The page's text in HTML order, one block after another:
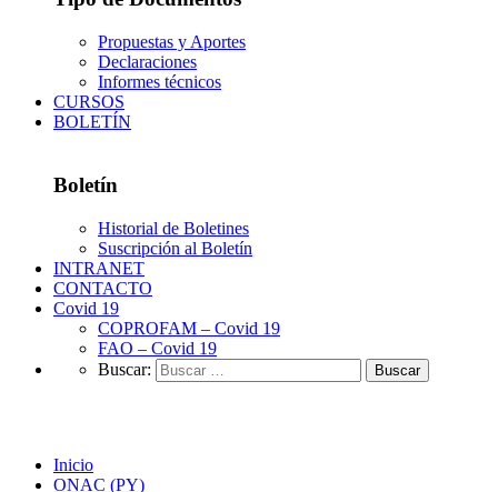
Propuestas y Aportes
Declaraciones
Informes técnicos
CURSOS
BOLETÍN
Boletín
Historial de Boletines
Suscripción al Boletín
INTRANET
CONTACTO
Covid 19
COPROFAM – Covid 19
FAO – Covid 19
Buscar:
Inicio
ONAC (PY)